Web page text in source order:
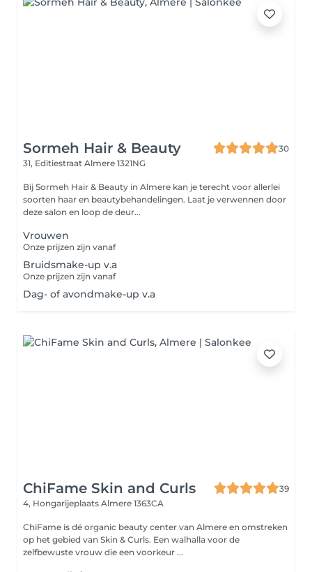
Sormeh Hair & Beauty
30
31, Editiestraat Almere 1321NG
Bij Sormeh Hair & Beauty in Almere kan je terecht voor allerlei
soorten haar en beautybehandelingen. Laat je verwennen door
deze salon en loop de deur...
Vrouwen
Onze prijzen zijn vanaf
Bruidsmake-up v.a
Onze prijzen zijn vanaf
Dag- of avondmake-up v.a
ChiFame Skin and Curls
39
4, Hongarijeplaats Almere 1363CA
ChiFame is dé organic beauty center van Almere en omstreken
op het gebied van Skin & Curls. Een walhalla voor de
zelfbewuste vrouw die een voorkeur ...